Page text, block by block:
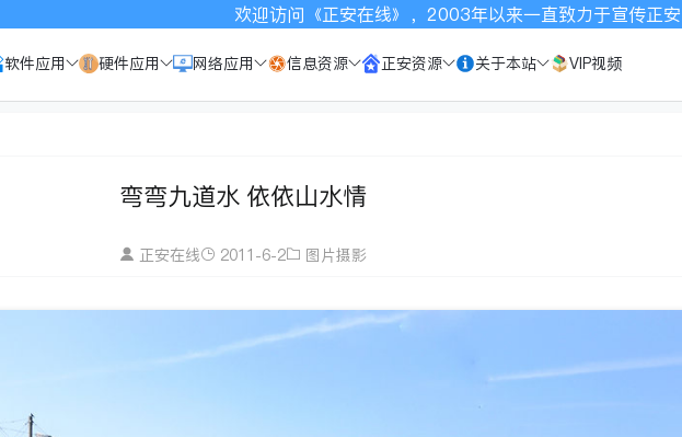
欢迎访问《正安在线》，2003年以来一直致力于宣传正安，请按Ctrl+D收藏本站，谢谢
软件应用 硬件应用 网络应用 信息资源 正安资源 关于本站 VIP视频
弯弯九道水 依依山水情
正安在线 2011-6-2 图片摄影